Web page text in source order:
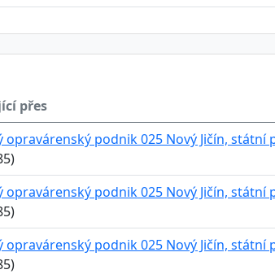
přes
opravárenský podnik 025 Nový Jičín, státní
opravárenský podnik 025 Nový Jičín, státní
opravárenský podnik 025 Nový Jičín, státní